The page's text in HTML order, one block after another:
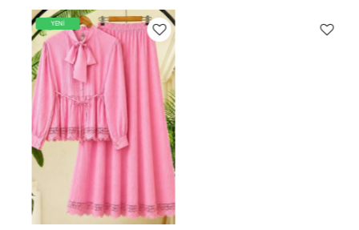
YENİ